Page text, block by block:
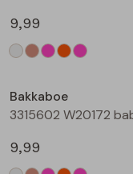
9,99
Bakkaboe
9,99